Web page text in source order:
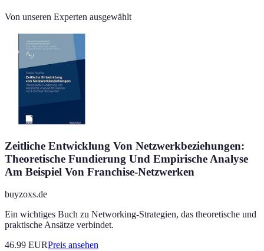
Von unseren Experten ausgewählt
Zeitliche Entwicklung Von Netzwerkbeziehungen:
Theoretische Fundierung Und Empirische Analyse
Am Beispiel Von Franchise-Netzwerken
buyzoxs.de
Ein wichtiges Buch zu Networking-Strategien, das theoretische und
praktische Ansätze verbindet.
46.99 EURPreis ansehen